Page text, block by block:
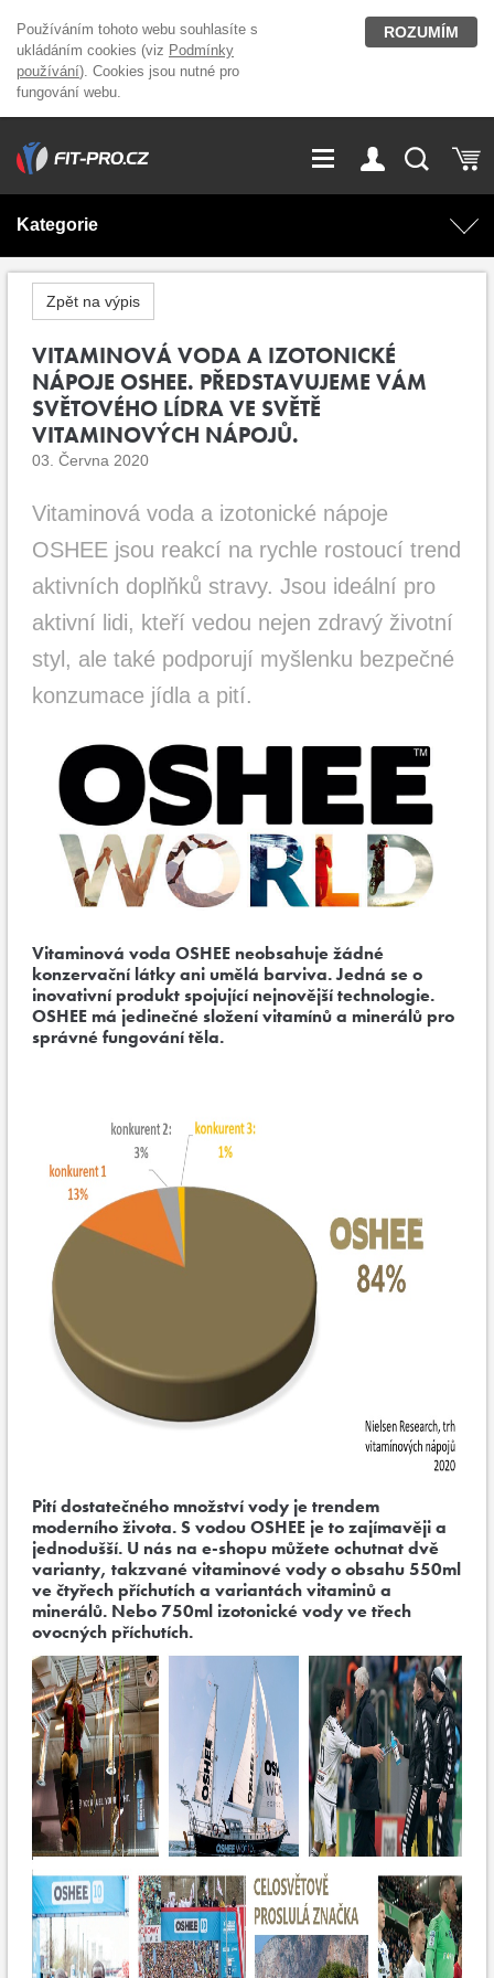
Používáním tohoto webu souhlasíte s
ukládáním cookies (viz Podmínky
používání). Cookies jsou nutné pro
fungování webu.
ROZUMÍM
GDPR
O nás
Magazín
Přihlášení
Kategorie
AKCE
Doplňky stravy Fitness vybavení
OUTLET OBLEČENÍ Posilovací stroje
Zpět na výpis
VITAMINOVÁ VODA A IZOTONICKÉ
NÁPOJE OSHEE. PŘEDSTAVUJEME VÁM
SVĚTOVÉHO LÍDRA VE SVĚTĚ
VITAMINOVÝCH NÁPOJŮ.
03. Června 2020
Vitaminová voda a izotonické nápoje
OSHEE jsou reakcí na rychle rostoucí trend
aktivních doplňků stravy. Jsou ideální pro
aktivní lidi, kteří vedou nejen zdravý životní
styl, ale také podporují myšlenku bezpečné
konzumace jídla a pití.
Vitaminová voda OSHEE neobsahuje žádné
konzervační látky ani umělá barviva. Jedná se o
inovativní produkt spojující nejnovější technologie.
OSHEE má jedinečné složení vitamínů a minerálů pro
správné fungování těla.
Pití dostatečného množství vody je trendem
moderního života. S vodou OSHEE je to zajímavěji a
jednodušší. U nás na e-shopu můžete ochutnat dvě
varianty, takzvané vitaminové vody o obsahu 550ml
ve čtyřech příchutích a variantách vitaminů a
minerálů. Nebo 750ml izotonické vody ve třech
ovocných příchutích.